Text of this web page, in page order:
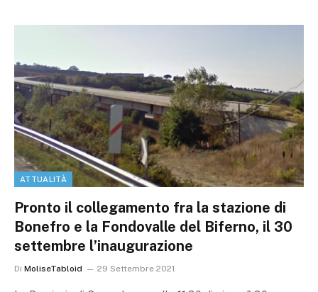
ATTUALITÀ
Pronto il collegamento fra la stazione di
Bonefro e la Fondovalle del Biferno, il 30
settembre l’inaugurazione
Di MoliseTabloid 29 Settembre 2021